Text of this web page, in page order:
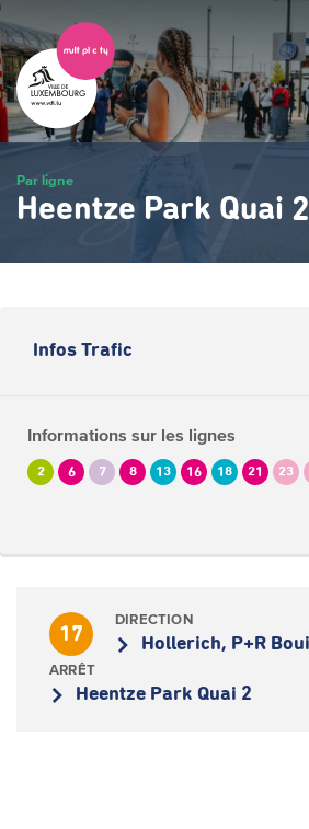
Passer
au
contenu
principal
Par ligne
Heentze Park Quai 2
Infos Trafic
Informations sur les lignes
2 6 7 8 13 16 18 21 23
17
DIRECTION
Hollerich, P+R
ARRÊT
Heentze Park Quai 2